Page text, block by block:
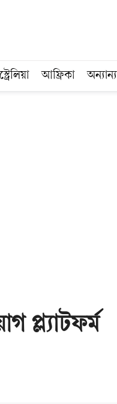
আফ্রিকা অন্যান্য
প্ল্যাটফর্ম